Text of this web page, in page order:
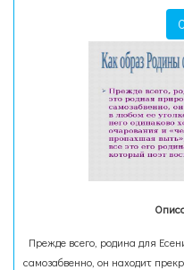
Прежде всего, родина для
самозабвенно, он находит